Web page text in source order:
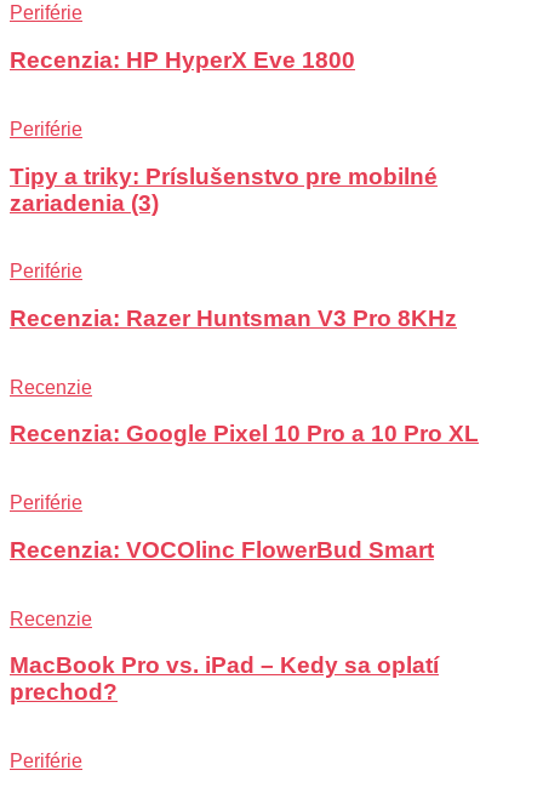
Periférie
Recenzia: HP HyperX Eve 1800
Periférie
Tipy a triky: Príslušenstvo pre mobilné
zariadenia (3)
Periférie
Recenzia: Razer Huntsman V3 Pro 8KHz
Recenzie
Recenzia: Google Pixel 10 Pro a 10 Pro XL
Periférie
Recenzia: VOCOlinc FlowerBud Smart
Recenzie
MacBook Pro vs. iPad – Kedy sa oplatí
prechod?
Periférie